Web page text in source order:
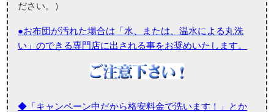
ださい。）
●お布団が汚れた場合は「水、または、温水による丸洗
い」のできる専門店に出される事をお奨めいたします。
◆「キャンペーン中だから格安料金で洗います！」とか